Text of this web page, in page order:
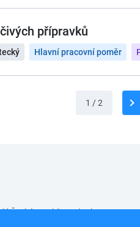
přípravků
Hlavní pracovní poměr
1 / 2
České republice od roku 2008.